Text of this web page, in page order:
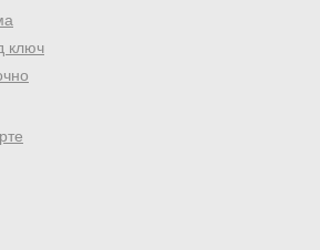
ключ
−5%
Оставь почту и получи
на первое бронирование!